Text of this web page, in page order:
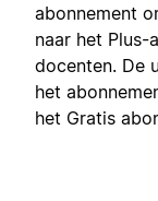
abonnement
naar het Plus-
docenten. De
het
het Gratis